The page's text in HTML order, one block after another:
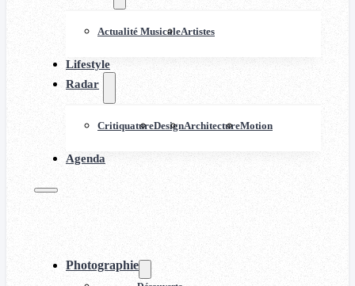
Actualité MusicaleArtistes
Lifestyle
Radar
CritiquatureDesignArchitectureMotion
Agenda
Photographie